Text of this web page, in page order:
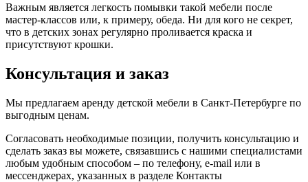
Важным является легкость помывки такой мебели после
мастер-классов или, к примеру, обеда. Ни для кого не секрет,
что в детских зонах регулярно проливается краска и
присутствуют крошки.
Консультация и заказ
Мы предлагаем аренду детской мебели в Санкт-Петербурге по
выгодным ценам.
Согласовать необходимые позиции, получить консультацию и
сделать заказ вы можете, связавшись с нашими специалистами
любым удобным способом – по телефону, e-mail или в
мессенджерах, указанных в разделе Контакты